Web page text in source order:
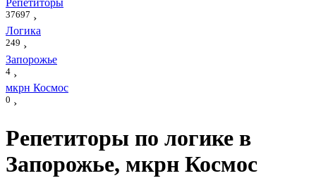
Репетиторы
37697 ›
Логика
249 ›
Запорожье
4 ›
мкрн Космос
0 ›
Репетиторы по логике в
Запорожье, мкрн Космос